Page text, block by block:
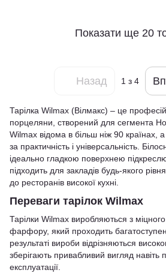
Показати ще 20
Назад 1 з 4
Тарілка Wilmax (Вілмакс) – це
порцеляни, створений для сегмента
Wilmax відома в більш ніж 90 країнах, а
за практичність і універсальність.
ідеально гладкою поверхнею
підходить для закладів будь-якого
до ресторанів високої кухні.
Переваги тарілок Wilmax
Тарілки Wilmax виробляються з міцного
фарфору, який проходить
результаті вироби відрізняються
зберігають привабливий вигляд навіть
експлуатації.